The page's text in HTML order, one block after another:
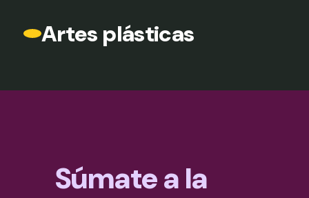
Artes plásticas
Súmate a la